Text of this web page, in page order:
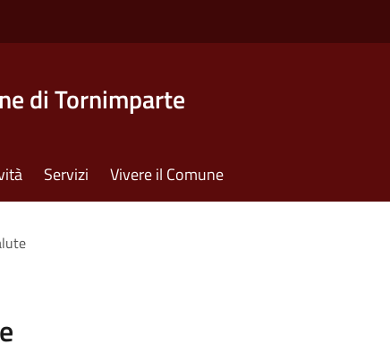
di Tornimparte
Servizi Vivere il Comune